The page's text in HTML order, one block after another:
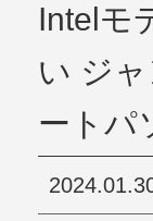
Intelモ
い ジ
ートパ